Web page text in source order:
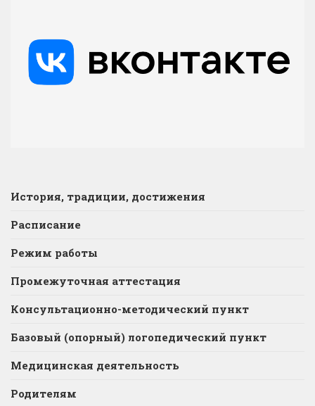
История, традиции, достижения
Расписание
Режим работы
Промежуточная аттестация
Консультационно-методический пункт
Базовый (опорный) логопедический пункт
Медицинская деятельность
Родителям